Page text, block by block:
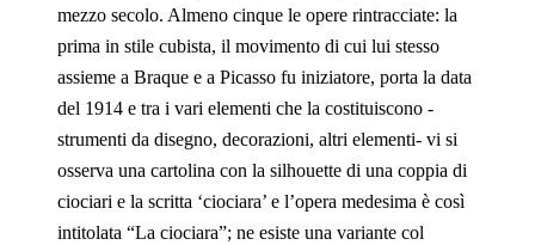
mezzo secolo. Almeno cinque le opere rintracciate: la
prima in stile cubista, il movimento di cui lui stesso
assieme a Braque e a Picasso fu iniziatore, porta la data
del 1914 e tra i vari elementi che la costituiscono -
strumenti da disegno, decorazioni, altri elementi- vi si
osserva una cartolina con la silhouette di una coppia di
ciociari e la scritta ‘ciociara’ e l’opera medesima è così
intitolata “La ciociara”; ne esiste una variante col